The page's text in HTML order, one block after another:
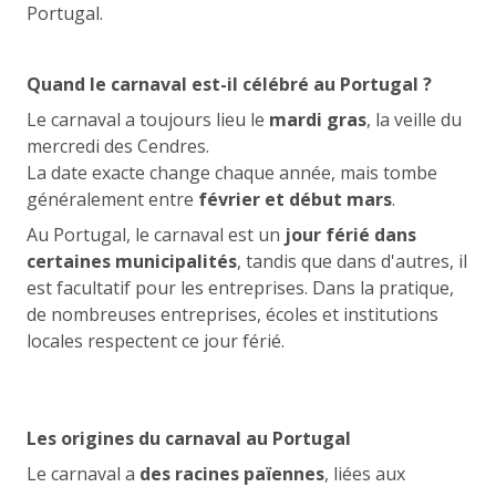
Portugal.
Quand le carnaval est-il célébré au Portugal ?
Le carnaval a toujours lieu le mardi gras, la veille du
mercredi des Cendres.
La date exacte change chaque année, mais tombe
généralement entre février et début mars.
Au Portugal, le carnaval est un jour férié dans
certaines municipalités, tandis que dans d'autres, il
est facultatif pour les entreprises. Dans la pratique,
de nombreuses entreprises, écoles et institutions
locales respectent ce jour férié.
Les origines du carnaval au Portugal
Le carnaval a des racines païennes, liées aux